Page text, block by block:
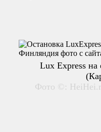
Lux Express на
Фото ©: